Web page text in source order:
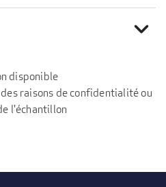
expand_more
disponible
raisons de confidentialité ou
l'échantillon